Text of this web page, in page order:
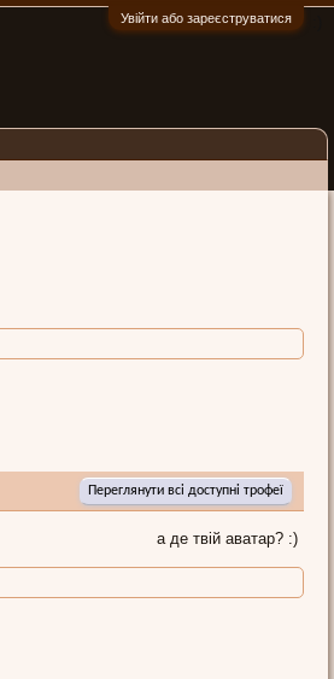
Увійти або зареєструватися
Переглянути всі доступні трофеї
а де твій аватар? :)